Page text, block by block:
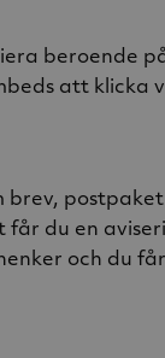
beroende
att klicka
brev,
du en
och du